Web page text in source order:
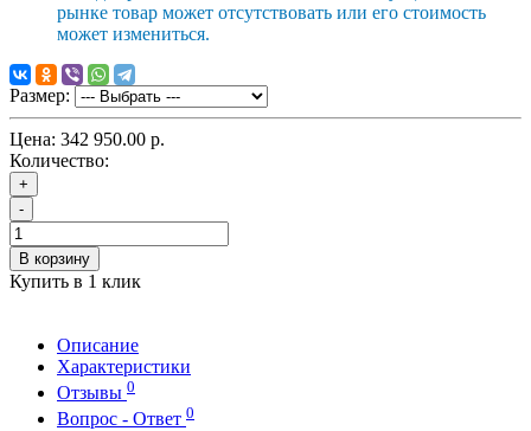
рынке товар может отсутствовать или его стоимость
может измениться.
Размер:
Цена: 342 950.00 р.
Количество:
+
-
В корзину
Купить в 1 клик
Описание
Характеристики
Отзывы 0
Вопрос - Ответ 0